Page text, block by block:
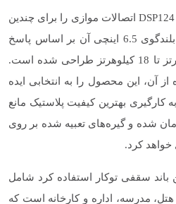
بلندگو سقفی توکار دسپا مدل DSP124 اتصالات موازی را برای چندین
بلندگو میسر می‌سازد. درایور بلندگوی 6.5 اینچی آن بر اساس پاسخ
فرکانسی گسترده‌ای از 140 هرتز تا 18 کیلوهرتز طراحی شده است.
آن، این محصول را به انتخابی ایده
بهترین کیفیت پلاستیک مانع
شده و گیره‌های تعبیه شده بر روی
خواهد کرد.
باند سقفی توکار استفاده کرد شامل
مدرسه، اداره و کارخانه است که